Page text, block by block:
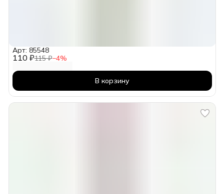
110 ₽115 ₽−4%
Арт: 85548
В корзину